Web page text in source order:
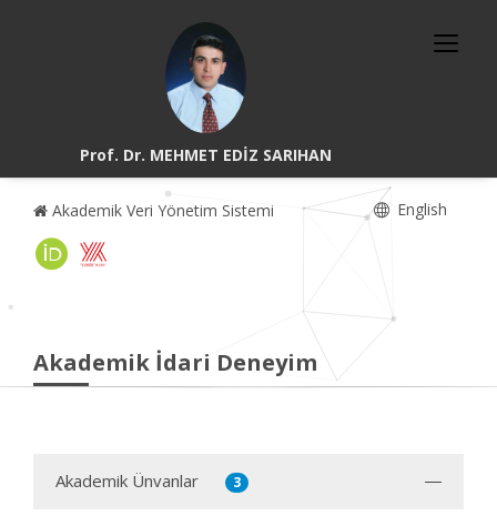
Prof. Dr. MEHMET EDİZ SARIHAN
Akademik Veri Yönetim Sistemi English
Akademik İdari Deneyim
Akademik Ünvanlar 3